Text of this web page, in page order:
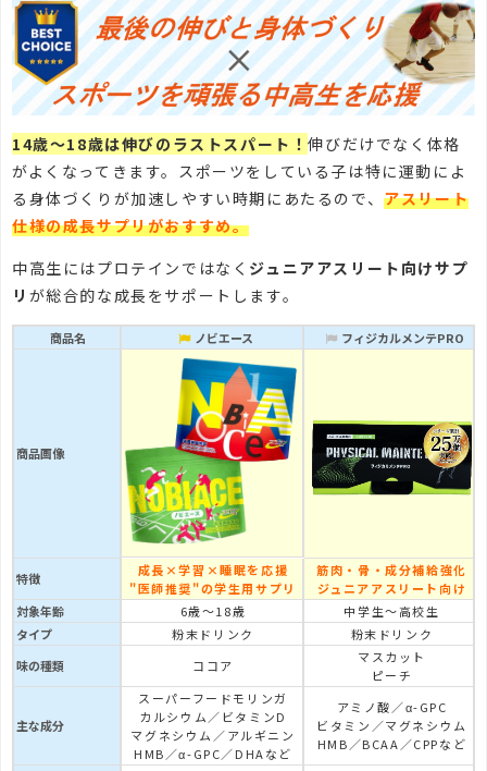
14歳～18歳は伸びのラストスパート！伸びだけでなく体格
がよくなってきます。スポーツをしている子は特に運動によ
る身体づくりが加速しやすい時期にあたるので、アスリート
仕様の成長サプリがおすすめ。
中高生にはプロテインではなく ジュニアアスリート向けサプ
リ が総合的な成長をサポートします。
商品名 ノビエース フィジカルメンテPRO
商品画像
特徴
成長×学習×睡眠を応援
"医師推奨"の学生用サプリ
筋肉・骨・成分補給強化
ジュニアアスリート向け
対象年齢
6歳～18歳
中学生～高校生
タイプ
粉末ドリンク
粉末ドリンク
味の種類
ココア
マスカット
ピーチ
主な成分
スーパーフードモリンガ
カルシウム／ビタミンD
マグネシウム／アルギニン
HMB／α-GPC／DHAなど
アミノ酸／α-GPC
ビタミン／マグネシウム
HMB／BCAA／CPPなど